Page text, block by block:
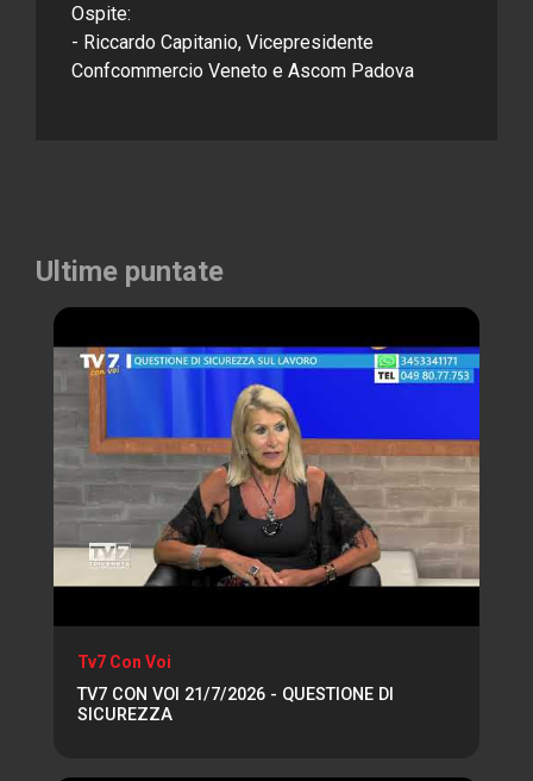
Ospite:
- Riccardo Capitanio, Vicepresidente
Confcommercio Veneto e Ascom Padova
Ultime puntate
Tv7 Con Voi
TV7 CON VOI 21/7/2026 - QUESTIONE DI
SICUREZZA